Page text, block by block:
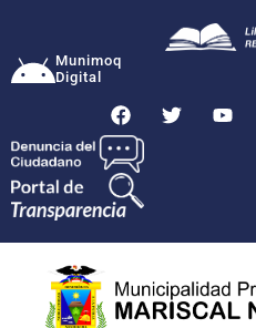
Munimoq
Digital